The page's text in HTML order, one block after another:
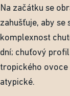
Na začátku se
zahušťuje, aby
komplexnost
dní; chuťový
tropického
atypické.